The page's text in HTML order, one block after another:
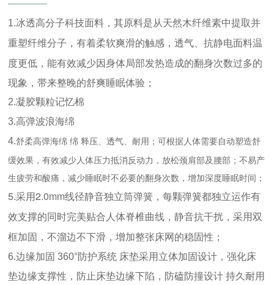
1.冰透高分子科技面料，其原料是从天然木纤维素中提取并
重塑纤维分子，有着柔软爽滑的触感，透气、抗静电面料温
度更低，能有效减少因身体局部发热造成的翻身次数过多的
现象，带来整晚的舒爽睡眠体验；
2.凝胶颗粒记忆棉
3.高弹波浪海绵
4.舒柔高弹海绵 绵 释压、透气、耐用；可根据人体需要自动塑造舒
缓效果，有效减少人体压力抵消反动力，放松颈肩部及腰部；不易产
生疲劳和酸痛，减少睡眠时不必要的翻身次数，增加深度睡眠时间；
5.采用2.0mm线径静音独立筒弹簧，每颗弹簧都独立运作有
效支撑的同时完美贴合人体脊椎曲线，静音抗干扰，采用双
框加固，不溜边不下滑，增加整张床网的稳固性；
6.边缘加固 360°防护系统 床垫采用立体加固设计，强化床
垫边缘支撑性，防止床垫边缘下陷，防磕防撞设计 持久耐用